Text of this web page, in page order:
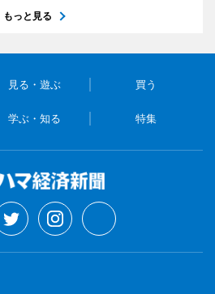
もっと見る
見る・遊ぶ 買う
学ぶ・知る 特集